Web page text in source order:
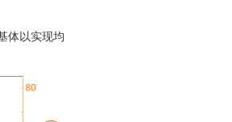
体以实现均